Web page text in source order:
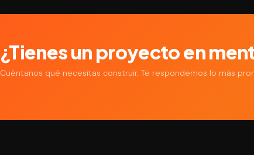
¿Tienes un proyecto en
Cuéntanos qué necesitas construir. Te respondemos lo más